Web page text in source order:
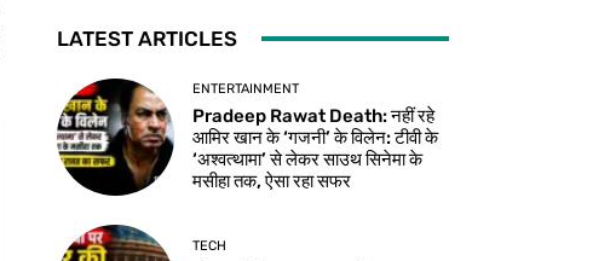
LATEST ARTICLES
ENTERTAINMENT
Pradeep Rawat Death: नहीं रहे
आमिर खान के ‘गजनी’ के विलेन: टीवी के
‘अश्वत्थामा’ से लेकर साउथ सिनेमा के
मसीहा तक, ऐसा रहा सफर
TECH